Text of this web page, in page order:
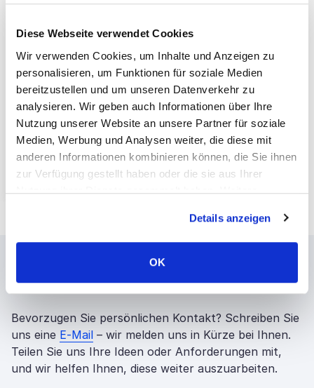
Diese Webseite verwendet Cookies
Wir verwenden Cookies, um Inhalte und Anzeigen zu
personalisieren, um Funktionen für soziale Medien
bereitzustellen und um unseren Datenverkehr zu
analysieren. Wir geben auch Informationen über Ihre
Nutzung unserer Website an unsere Partner für soziale
Medien, Werbung und Analysen weiter, die diese mit
anderen Informationen kombinieren können, die Sie ihnen
zur Verfügung gestellt haben oder die sie aus Ihrer
Nutzung ihrer Dienste gesammelt haben. Weitere
Details anzeigen
OK
Softwarequalitätssicherung. Durch
nichtdeterministische Antworten, komplexe
Systemarchitekturen und dynamische
Kontextverarbeitung reichen traditionelle
Testmethoden oft nicht mehr aus. Moderne
Validierungsansätze müssen daher semantische,
kontextabhängige und probabilistische
Eigenschaften von KI-Systemen berücksichtigen.
Mikhail Sinkin Juni 04, 2026
Kontaktieren Sie uns
Bevorzugen Sie persönlichen Kontakt? Schreiben Sie
uns eine E-Mail – wir melden uns in Kürze bei Ihnen.
Teilen Sie uns Ihre Ideen oder Anforderungen mit,
und wir helfen Ihnen, diese weiter auszuarbeiten.